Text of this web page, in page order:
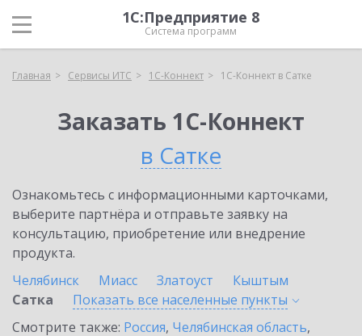
1С:Предприятие 8
Система программ
Главная Сервисы ИТС 1С-Коннект 1С-Коннект в Сатке
Заказать 1С-Коннект
в Сатке
Ознакомьтесь с информационными карточками,
выберите партнёра и отправьте заявку на
консультацию, приобретение или внедрение
продукта.
Челябинск
Миасс Златоуст
Кыштым
Сатка
Показать все населенные пункты
Смотрите также: Россия, Челябинская область,